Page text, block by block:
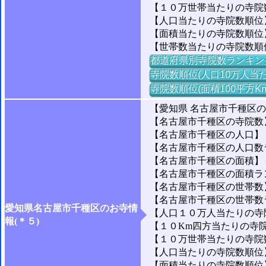
【１０万世帯当たりの寺
【人口当たりの寺院数順
【面積当たりの寺院数順
【世帯数当たりの寺院数
都道府県別寺院数ランキン
寺院数順位(人口10万人当
寺院数順位(面積100平方
愛知県名古屋市千種区のお寺情
報(＊５)
【愛知県 名古屋市千種区
【名古屋市千種区の寺院
【名古屋市千種区の人口】
【名古屋市千種区の人口
【名古屋市千種区の面積
【名古屋市千種区の面積
【名古屋市千種区の世帯
【名古屋市千種区の世帯
【人口１０万人当たりの
【１０Km四方当たりの寺
【１０万世帯当たりの寺
【人口当たりの寺院数順